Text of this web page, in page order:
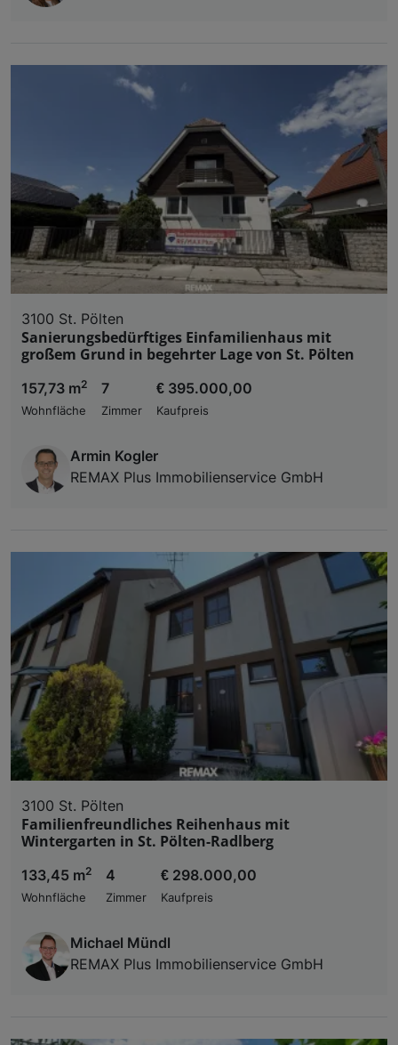
3100 St. Pölten
Sanierungsbedürftiges Einfamilienhaus mit
großem Grund in begehrter Lage von St. Pölten
157,73 m2
Wohnfläche
7
Zimmer
€ 395.000,00
Kaufpreis
Armin Kogler
REMAX Plus Immobilienservice GmbH
3100 St. Pölten
Familienfreundliches Reihenhaus mit
Wintergarten in St. Pölten-Radlberg
133,45 m2
Wohnfläche
4
Zimmer
€ 298.000,00
Kaufpreis
Michael Mündl
REMAX Plus Immobilienservice GmbH